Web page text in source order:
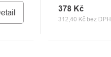
312,40 Kč bez DPH
378 Kč